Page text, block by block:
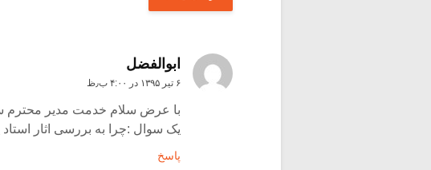
ابوالفضل
۶ تیر ۱۳۹۵ در ۴:۰۰ ب٫ظ
با عرض سلام خدمت مدیر محترم
یک سوال :چرا به بررسی اثار استاد
پاسخ